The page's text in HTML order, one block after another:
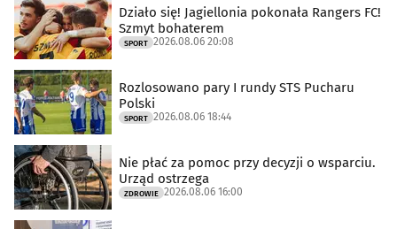
Działo się! Jagiellonia pokonała Rangers FC!
Szmyt bohaterem
SPORT 2026.08.06 20:08
Rozlosowano pary I rundy STS Pucharu
Polski
SPORT 2026.08.06 18:44
Nie płać za pomoc przy decyzji o wsparciu.
Urząd ostrzega
ZDROWIE 2026.08.06 16:00